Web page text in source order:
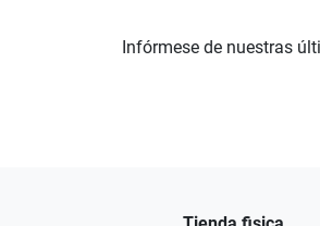
Infórmese de nuestras